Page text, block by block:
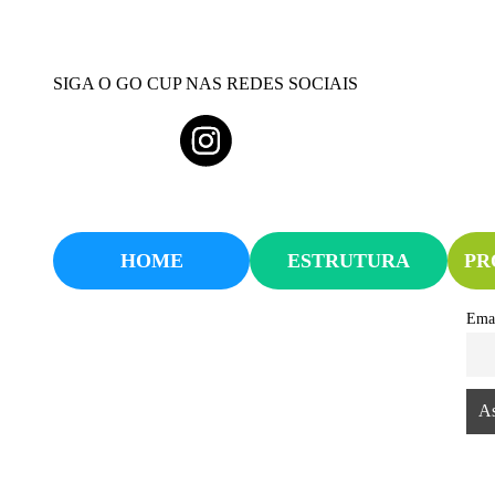
SIGA O GO CUP NAS REDES SOCIAIS
HOME ESTRUTURA